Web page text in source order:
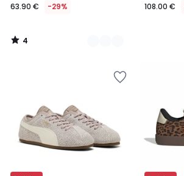
63.90 € -29%
4
/
108.00 €